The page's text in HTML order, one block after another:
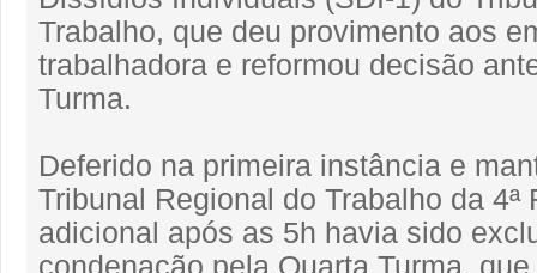
Trabalho, que deu provimento aos
trabalhadora e reformou decisão
Turma.
Deferido na primeira instância e
Tribunal Regional do Trabalho da 4ª
adicional após as 5h havia sido
condenação pela Quarta Turma,